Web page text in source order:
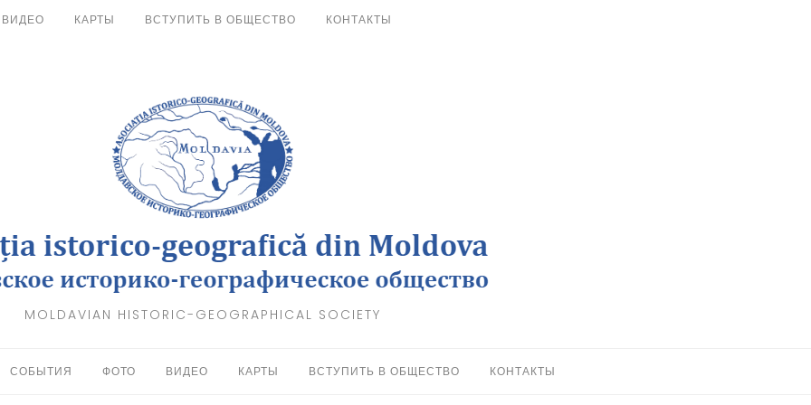
ВИДЕО КАРТЫ ВСТУПИТЬ В ОБЩЕСТВО КОНТАКТЫ
MOLDAVIAN HISTORIC-GEOGRAPHICAL SOCIETY
СОБЫТИЯ ФОТО ВИДЕО КАРТЫ ВСТУПИТЬ В ОБЩЕСТВО КОНТАКТЫ